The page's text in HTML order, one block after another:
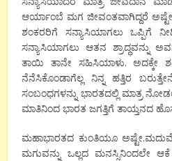
ಆರ್ಯಾಂಬೆ ಮಗ ಜೀವಂತವಾಗಿದ್ದರೆ
ಶಂಕರರಿಗೆ ಸನ್ಯಾಸಿಯಾಗಲು ಒಪ್ಪಿಗೆ
ಸನ್ಯಾಸಿಯಾಗಲು ಆತನ ಶ್ರಾದ್ಧವನ್ನು
ತಾಯಿ ತಾನೇ ಸಹಿಸಿಯಾಳು. ಅದಕ್ಕೇ
ನೆನೆಸಿಕೊಂಡಾಗೆಲ್ಲ ನಿನ್ನ ಹತ್ತಿರ
ಸಂಬಂಧಗಳನ್ನು ಭಾರತದಲ್ಲಿ ಮಾತ್ರ
ಮಾತಿನಿಂದ ಭಾರತ ಜಗತ್ತಿಗೆ ತಾಯ್ತನದ ಹೊಸ
ಮಹಾಭಾರತದ ಕುಂತಿಯೂ
ಮಗುವನ್ನು ಒಲ್ಲದ ಮನಸ್ಸಿನಿಂದಲೇ